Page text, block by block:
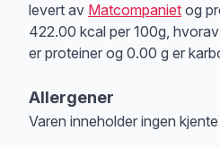
levert av Matcompaniet og
422.00 kcal per 100g,
er proteiner og 0.00 g er
Allergener
Varen inneholder ingen